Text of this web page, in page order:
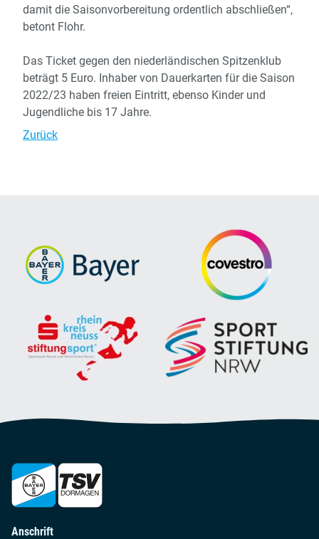
damit die Saisonvorbereitung ordentlich abschließen“,
betont Flohr.
Das Ticket gegen den niederländischen Spitzenklub
beträgt 5 Euro. Inhaber von Dauerkarten für die Saison
2022/23 haben freien Eintritt, ebenso Kinder und
Jugendliche bis 17 Jahre.
Zurück
Anschrift